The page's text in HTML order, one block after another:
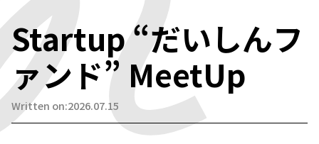
Startup “だいしんフ
ァンド” MeetUp
Written on:2026.07.15